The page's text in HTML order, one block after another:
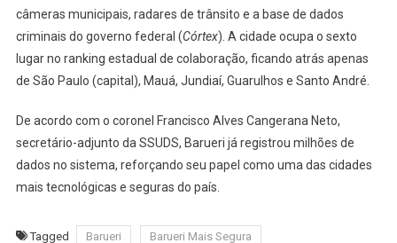
câmeras municipais, radares de trânsito e a base de dados
criminais do governo federal (Córtex). A cidade ocupa o sexto
lugar no ranking estadual de colaboração, ficando atrás apenas
de São Paulo (capital), Mauá, Jundiaí, Guarulhos e Santo André.
De acordo com o coronel Francisco Alves Cangerana Neto,
secretário-adjunto da SSUDS, Barueri já registrou milhões de
dados no sistema, reforçando seu papel como uma das cidades
mais tecnológicas e seguras do país.
Tagged Barueri Barueri Mais Segura